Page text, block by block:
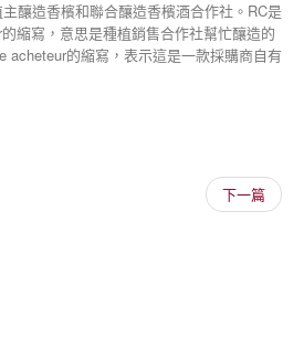
釀造香檳和聯合釀造香檳酒合作社。RC是
縮寫，意思是種植銷售合作社幫忙釀造的
acheteur的縮寫，表示這是一款採購商自有
下一篇